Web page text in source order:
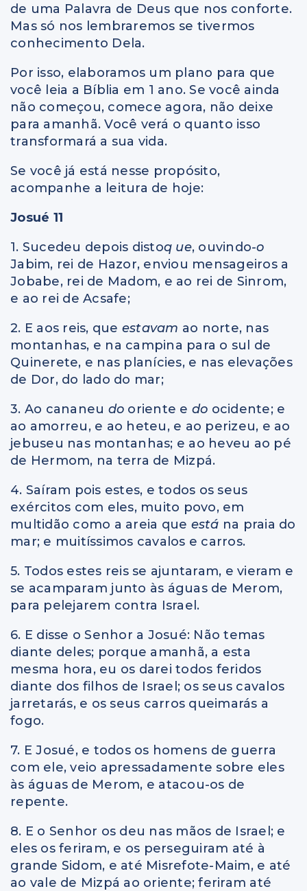
de uma Palavra de Deus que nos conforte.
Mas só nos lembraremos se tivermos
conhecimento Dela.
Por isso, elaboramos um plano para que
você leia a Bíblia em 1 ano. Se você ainda
não começou, comece agora, não deixe
para amanhã. Você verá o quanto isso
transformará a sua vida.
Se você já está nesse propósito,
acompanhe a leitura de hoje:
Josué 11
1. Sucedeu depois distoq ue, ouvindo-o
Jabim, rei de Hazor, enviou mensageiros a
Jobabe, rei de Madom, e ao rei de Sinrom,
e ao rei de Acsafe;
2. E aos reis, que estavam ao norte, nas
montanhas, e na campina para o sul de
Quinerete, e nas planícies, e nas elevações
de Dor, do lado do mar;
3. Ao cananeu do oriente e do ocidente; e
ao amorreu, e ao heteu, e ao perizeu, e ao
jebuseu nas montanhas; e ao heveu ao pé
de Hermom, na terra de Mizpá.
4. Saíram pois estes, e todos os seus
exércitos com eles, muito povo, em
multidão como a areia que está na praia do
mar; e muitíssimos cavalos e carros.
5. Todos estes reis se ajuntaram, e vieram e
se acamparam junto às águas de Merom,
para pelejarem contra Israel.
6. E disse o Senhor a Josué: Não temas
diante deles; porque amanhã, a esta
mesma hora, eu os darei todos feridos
diante dos filhos de Israel; os seus cavalos
jarretarás, e os seus carros queimarás a
fogo.
7. E Josué, e todos os homens de guerra
com ele, veio apressadamente sobre eles
às águas de Merom, e atacou-os de
repente.
8. E o Senhor os deu nas mãos de Israel; e
eles os feriram, e os perseguiram até à
grande Sidom, e até Misrefote-Maim, e até
ao vale de Mizpá ao oriente; feriram até